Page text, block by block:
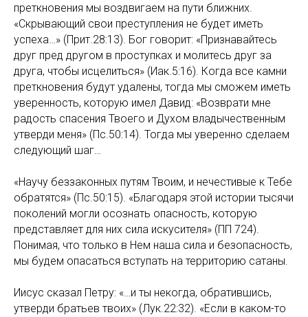
преткновения мы воздвигаем на пути ближних.
«Скрывающий свои преступления не будет иметь
успеха…» (Прит.28:13). Бог говорит: «Признавайтесь
друг пред другом в проступках и молитесь друг за
друга, чтобы исцелиться» (Иак.5:16). Когда все камни
преткновения будут удалены, тогда мы сможем иметь
уверенность, которую имел Давид: «Возврати мне
радость спасения Твоего и Духом владычественным
утверди меня» (Пс.50:14). Тогда мы уверенно сделаем
следующий шаг…
«Научу беззаконных путям Твоим, и нечестивые к Тебе
обратятся» (Пс.50:15). «Благодаря этой истории тысячи
поколений могли осознать опасность, которую
представляет для них сила искусителя» (ПП 724).
Понимая, что только в Нем наша сила и безопасность,
мы будем опасаться вступать на территорию сатаны.
Иисус сказал Петру: «…и ты некогда, обратившись,
утверди братьев твоих» (Лук.22:32). «Если в каком-то